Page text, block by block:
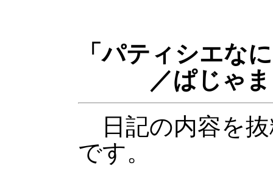
「パティシエな
／ぱじゃま
日記の内容を抜
です。